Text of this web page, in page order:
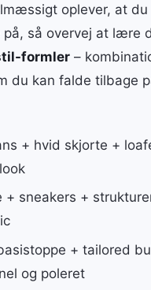
oplever, at du
på, så overvej at lære
formler –
du kan falde tilbage
+ hvid skjorte +
+ sneakers +
+ tailored
og poleret